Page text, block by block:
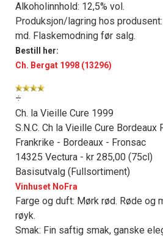
Alkoholinnhold: 12,5% vol.
Produksjon/lagring hos
md. Flaskemodning før salg.
Bestill her:
Ch. Bergat 1998 (13296)
÷
Ch. la Vieille Cure 1999
S.N.C. Ch la Vieille Cure Bordeaux
Frankrike - Bordeaux - Fronsac
14325 Vectura - kr 285,00 (75cl)
Basisutvalg (Fullsortiment)
Vinhuset NoFra
Farge og duft: Mørk rød. Røde og
røyk.
Smak: Fin saftig smak, ganske